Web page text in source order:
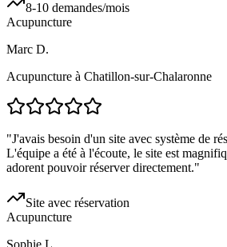
8-10 demandes/mois
Acupuncture
Marc D.
Acupuncture à Chatillon-sur-Chalaronne
"J'avais besoin d'un site avec système de
L'équipe a été à l'écoute, le site est
adorent pouvoir réserver directement."
Site avec réservation
Acupuncture